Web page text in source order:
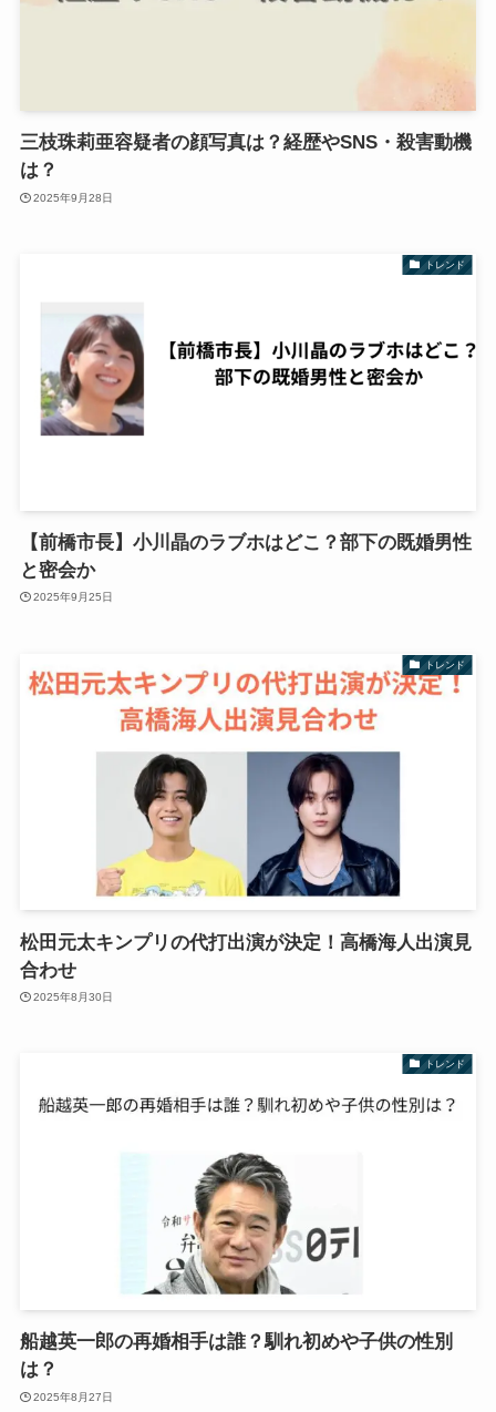
三枝珠莉亜容疑者の顔写真は？経歴やSNS・殺害動機
は？
2025年9月28日
トレンド
【前橋市長】小川晶のラブホはどこ？部下の既婚男性
と密会か
2025年9月25日
トレンド
松田元太キンプリの代打出演が決定！高橋海人出演見
合わせ
2025年8月30日
トレンド
船越英一郎の再婚相手は誰？馴れ初めや子供の性別
は？
2025年8月27日